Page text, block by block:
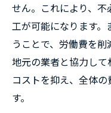
せん。これにより、
工が可能になります。
うことで、労働費を削
地元の業者と協力し
コストを抑え、全体
す。